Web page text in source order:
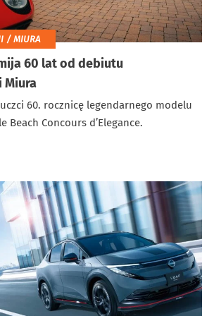
/ MIURA
60 lat od debiutu
Miura
60. rocznicę legendarnego modelu
Beach Concours d’Elegance.